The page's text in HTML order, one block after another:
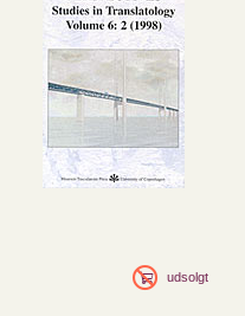
udsolgt